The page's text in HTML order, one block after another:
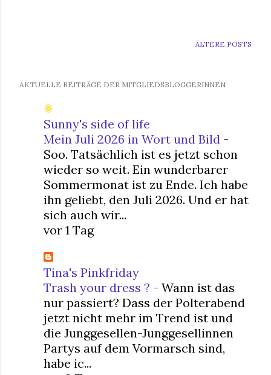
ÄLTERE POSTS
AKTUELLE BEITRÄGE DER MITGLIEDSBLOGGERINNEN
Sunny's side of life
Mein Juli 2026 in Wort und Bild -
Soo. Tatsächlich ist es jetzt schon
wieder so weit. Ein wunderbarer
Sommermonat ist zu Ende. Ich habe
ihn geliebt, den Juli 2026. Und er hat
sich auch wir...
vor 1 Tag
Tina's Pinkfriday
Trash your dress ? - Wann ist das
nur passiert? Dass der Polterabend
jetzt nicht mehr im Trend ist und
die Junggesellen-Junggesellinnen
Partys auf dem Vormarsch sind,
habe ic...